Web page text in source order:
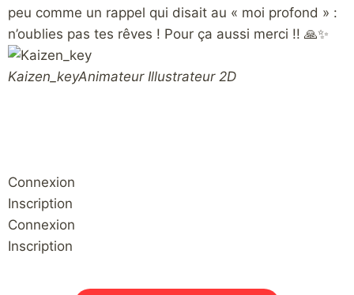
peu comme un rappel qui disait au « moi profond » :
n’oublies pas tes rêves ! Pour ça aussi merci !! 🙏✨
Kaizen_keyAnimateur Illustrateur 2D
Connexion
Inscription
Connexion
Inscription